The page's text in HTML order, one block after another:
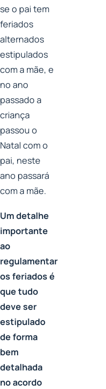
se o pai tem
feriados
alternados
estipulados
com a mãe, e
no ano
passado a
criança
passou o
Natal com o
pai, neste
ano passará
com a mãe.
Um detalhe
importante
ao
regulamentar
os feriados é
que tudo
deve ser
estipulado
de forma
bem
detalhada
no acordo